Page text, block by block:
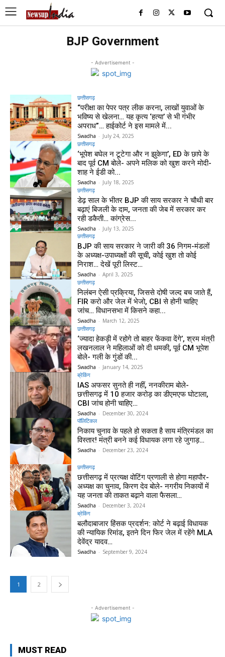
BJP Government
- Advertisement -
छत्तीसगढ़
“परीक्षा का पेपर पत्र लीक करना, लाखों युवाओं के
भविष्य से खेलना… यह कृत्य ‘हत्या’ से भी गंभीर
अपराध”… हाईकोर्ट ने इस मामले में...
Swadha - July 24, 2025
छत्तीसगढ़
‘भूपेश बघेल न टूटेगा और न झुकेगा’, ED के छापे के
बाद पूर्व CM बोले- अपने मलिक को खुश करने मोदी-
शाह ने ईडी को...
Swadha - July 18, 2025
छत्तीसगढ़
डेढ़ साल के भीतर BJP की साय सरकार ने चौथी बार
बढ़ाएं बिजली के दाम, जनता की जेब में सरकार कर
रही डकैती… कांग्रेस...
Swadha - July 13, 2025
छत्तीसगढ़
BJP की साय सरकार ने जारी की 36 निगम-मंडलों
के अध्यक्ष-उपाध्यक्षों की सूची, कोई खुश तो कोई
निराश… देखें पूरी लिस्ट…
Swadha - April 3, 2025
छत्तीसगढ़
निलंबन ऐसी प्रक्रिया, जिससे दोषी जल्द बच जाते हैं,
FIR करो और जेल में भेजो, CBI से होनी चाहिए
जांच… विधानसभा में किसने कहा...
Swadha - March 12, 2025
छत्तीसगढ़
‘ज्यादा हेकड़ी में रहोगे तो बाहर फेंकवा देंगे’, श्रम मंत्री
लखनलाल ने महिलाओं को दी धमकी, पूर्व CM भूपेश
बोले- गली के गुंडों की...
Swadha - January 14, 2025
ब्रेकिंग
IAS अफसर सुनते ही नहीं, ननकीराम बोले-
छत्तीसगढ़ में 10 हजार करोड़ का डीएमएफ घोटाला,
CBI जांच होनी चाहिए…
Swadha - December 30, 2024
पॉलिटिकल
निकाय चुनाव के पहले हो सकता है साय मंत्रिमंडल का
विस्तार! मंत्री बनने कई विधायक लगा रहे जुगाड़…
Swadha - December 23, 2024
छत्तीसगढ़
छत्तीसगढ़ में प्रत्यक्ष वोटिंग प्रणाली से होगा महापौर-
अध्यक्ष का चुनाव, किरण देव बोले- नगरीय निकायों में
यह जनता की ताकत बढ़ाने वाला फैसला…
Swadha - December 3, 2024
ब्रेकिंग
बलौदाबाजार हिंसक प्रदर्शन: कोर्ट ने बढ़ाई विधायक
की न्यायिक रिमांड, इतने दिन फिर जेल में रहेंगे MLA
देवेंद्र यादव…
Swadha - September 9, 2024
1 2
- Advertisement -
MUST READ